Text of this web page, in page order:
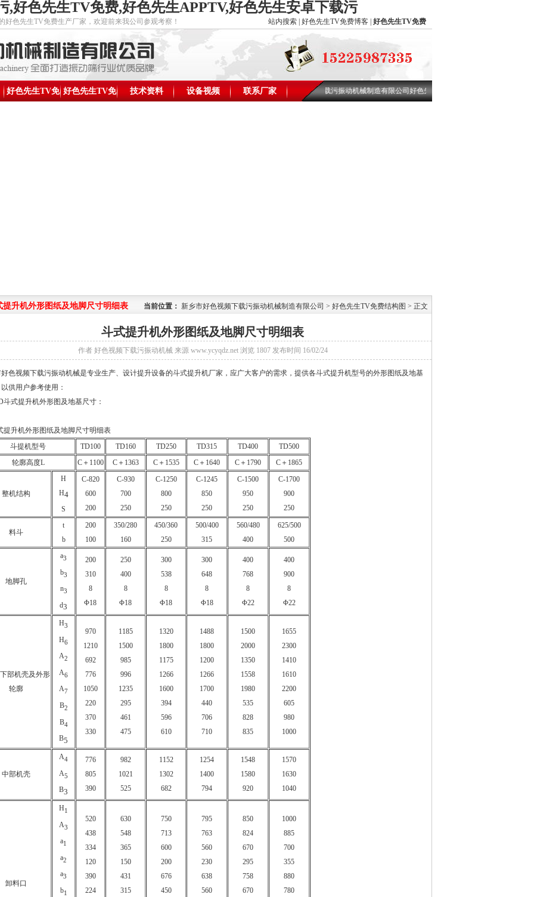
,好色先生TV免费,好色先生APPTV,好色先生安卓下载污
好色先生TV免费
先生TV免费生产厂家，欢迎前来我公司参观考察！ 站内搜索 好色先生TV免费博客
好色先生TV免 好色先生TV免 技术资料 设备视频 联系厂家
新乡市好色视频下载污振动机械制造有限公司好色先生TV免费网欢迎您!
提升机外形图纸及地脚尺寸明细表 当前位置： 新乡市好色视频下载污振动机械制造有限公司 > 好色先生TV免费结构图 > 正文
斗式提升机外形图纸及地脚尺寸明细表
作者 好色视频下载污振动机械来源 www.ycyqdz.net浏览 1807 发布时间 16/02/24
色视频下载污振动机械是专业生产、设计提升设备的斗式提升机厂家，应广大客户的需求，提供各斗式提升机型号的外形图纸及地基
，以供用户参考使用：
斗式提升机外形图及地基尺寸：
斗提机型号 TD100 TD160 TD250 TD315 TD400
TD500
轮廓高度L
C＋1100 C＋1363 C＋1535 C＋1640 C＋1790 C＋1865
整机结构
H
H4
S
C-820
600
200
C-930
700
250
C-1250
800
250
C-1245
850
250
C-1500
950
250
C-1700
900
250
料斗
t
b
200
100
350/280
160
450/360
250
500/400
315
560/480
400
625/500
500
地脚孔
a3
b3
n3
d3
200
310
8
Φ18
250
400
8
Φ18
300
538
8
Φ18
300
648
8
Φ18
400
768
8
Φ22
400
900
8
Φ22
下部机壳及外形
轮廓
H3
H6
A2
A6
A7
B2
B4
B5
970
1210
692
776
1050
220
370
330
1185
1500
985
996
1235
295
461
475
1320
1800
1175
1266
1600
394
596
610
1488
1800
1200
1266
1700
440
706
710
1500
2000
1350
1558
1980
535
828
835
1655
2300
1410
1610
2200
605
980
1000
中部机壳
A4
A5
B3
776
805
390
982
1021
525
1152
1302
682
1254
1400
794
1548
1580
920
1570
1630
1040
卸料口
H1
A3
a1
a2
a3
b1
520
438
334
120
390
224
630
548
365
150
431
315
750
713
600
200
676
450
795
763
560
230
638
560
850
824
670
295
758
670
1000
885
700
355
880
780